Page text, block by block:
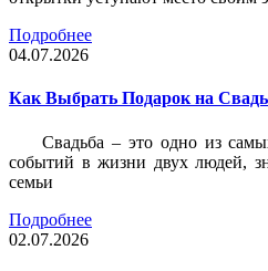
Подробнее
04.07.2026
Как Выбрать Подарок на
Свадьба – это одно из
событий в жизни двух людей,
семьи
Подробнее
02.07.2026